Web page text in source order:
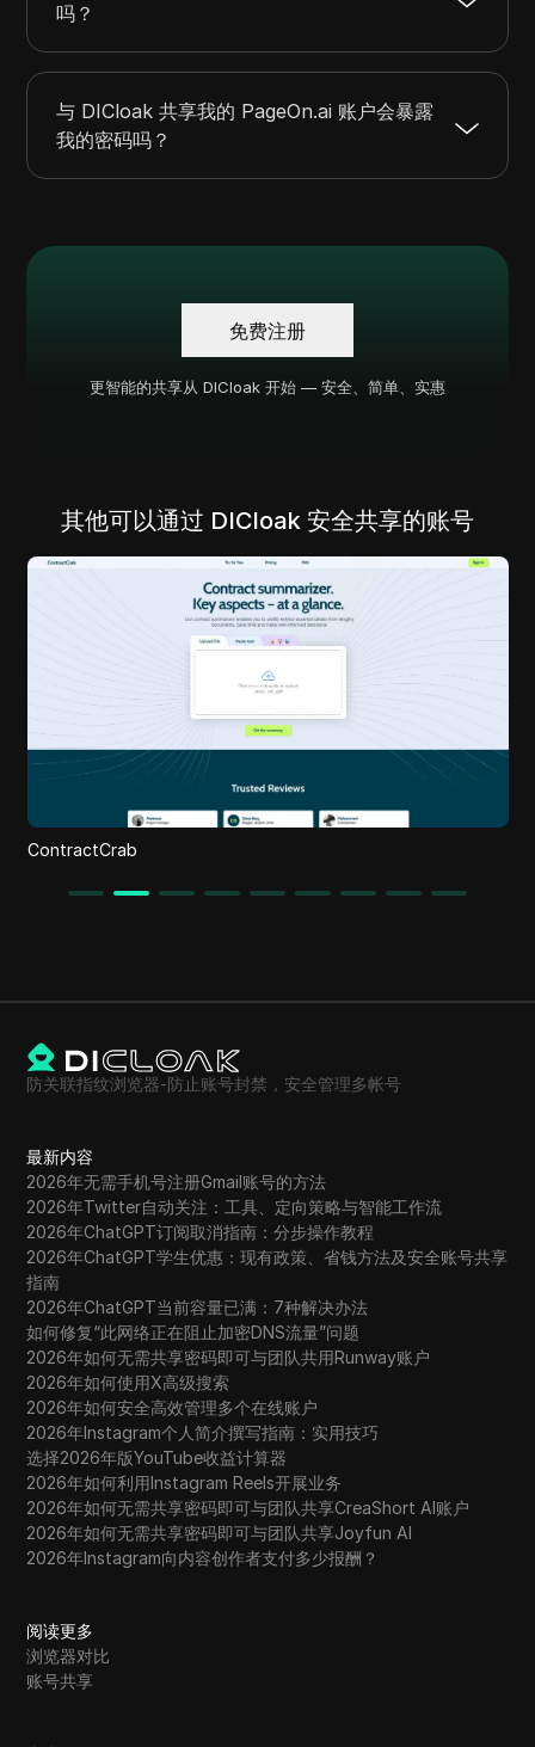
吗？
与 DICloak 共享我的 PageOn.ai 账户会暴露
我的密码吗？
免费注册
更智能的共享从 DICloak 开始 — 安全、简单、实惠
其他可以通过 DICloak 安全共享的账号
防关联指纹浏览器-防止账号封禁，安全管理多帐号
最新内容
2026年无需手机号注册Gmail账号的方法
2026年Twitter自动关注：工具、定向策略与智能工作流
2026年ChatGPT订阅取消指南：分步操作教程
2026年ChatGPT学生优惠：现有政策、省钱方法及安全账号共享
指南
2026年ChatGPT当前容量已满：7种解决办法
如何修复“此网络正在阻止加密DNS流量”问题
2026年如何无需共享密码即可与团队共用Runway账户
2026年如何使用X高级搜索
2026年如何安全高效管理多个在线账户
2026年Instagram个人简介撰写指南：实用技巧
选择2026年版YouTube收益计算器
2026年如何利用Instagram Reels开展业务
2026年如何无需共享密码即可与团队共享CreaShort AI账户
2026年如何无需共享密码即可与团队共享Joyfun AI
2026年Instagram向内容创作者支付多少报酬？
阅读更多
浏览器对比
账号共享